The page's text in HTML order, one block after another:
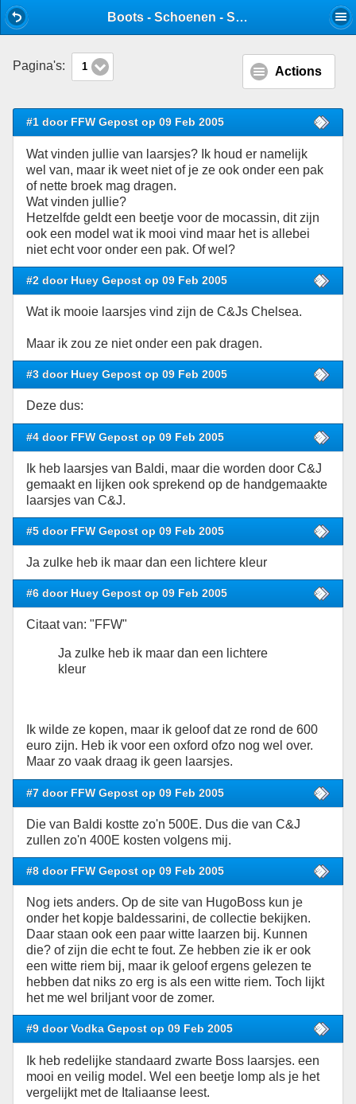
Boots - Schoenen - Stijlforum
Pagina's: 1 Actions
#1 door FFW Gepost op 09 Feb 2005
Wat vinden jullie van laarsjes? Ik houd er namelijk
wel van, maar ik weet niet of je ze ook onder een pak
of nette broek mag dragen.
Wat vinden jullie?
Hetzelfde geldt een beetje voor de mocassin, dit zijn
ook een model wat ik mooi vind maar het is allebei
niet echt voor onder een pak. Of wel?
#2 door Huey Gepost op 09 Feb 2005
Wat ik mooie laarsjes vind zijn de C&Js Chelsea.
Maar ik zou ze niet onder een pak dragen.
#3 door Huey Gepost op 09 Feb 2005
Deze dus:
#4 door FFW Gepost op 09 Feb 2005
Ik heb laarsjes van Baldi, maar die worden door C&J
gemaakt en lijken ook sprekend op de handgemaakte
laarsjes van C&J.
#5 door FFW Gepost op 09 Feb 2005
Ja zulke heb ik maar dan een lichtere kleur
#6 door Huey Gepost op 09 Feb 2005
Citaat van: "FFW"
Ja zulke heb ik maar dan een lichtere
kleur
Ik wilde ze kopen, maar ik geloof dat ze rond de 600
euro zijn. Heb ik voor een oxford ofzo nog wel over.
Maar zo vaak draag ik geen laarsjes.
#7 door FFW Gepost op 09 Feb 2005
Die van Baldi kostte zo'n 500E. Dus die van C&J
zullen zo'n 400E kosten volgens mij.
#8 door FFW Gepost op 09 Feb 2005
Nog iets anders. Op de site van HugoBoss kun je
onder het kopje baldessarini, de collectie bekijken.
Daar staan ook een paar witte laarzen bij. Kunnen
die? of zijn die echt te fout. Ze hebben zie ik er ook
een witte riem bij, maar ik geloof ergens gelezen te
hebben dat niks zo erg is als een witte riem. Toch lijkt
het me wel briljant voor de zomer.
#9 door Vodka Gepost op 09 Feb 2005
Ik heb redelijke standaard zwarte Boss laarsjes. een
mooi en veilig model. Wel een beetje lomp als je het
vergelijkt met de Italiaanse leest.